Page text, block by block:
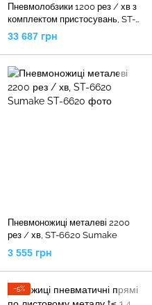
Пневмолобзики 1200 рез / хв з
комплектом пристосувань, ST-
66004DK Sumake
33 687 грн
Пневмоножиці металеві 2200
рез / хв, ST-6620 Sumake
3 555 грн
−5%